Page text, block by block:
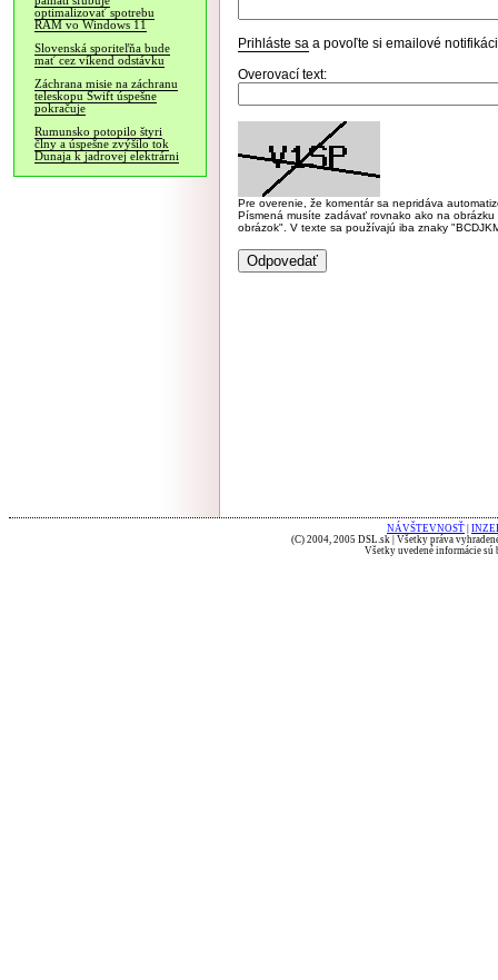
optimalizovať spotrebu
RAM vo Windows 11
Slovenská sporiteľňa bude
mať cez víkend odstávku
Záchrana misie na záchranu
teleskopu Swift úspešne
pokračuje
Rumunsko potopilo štyri
člny a úspešne zvýšilo tok
Dunaja k jadrovej elektrárni
Prihláste sa a povoľte si emailové
Overovací text:
Pre overenie, že komentár sa nepridáva
Písmená musíte zadávať rovnako ako na
obrázok". V texte sa používajú iba znaky
NÁVŠTEVNOSŤ
(C) 2004, 2005 DSL.sk | Všetky práva
Všetky uvedené informácie sú